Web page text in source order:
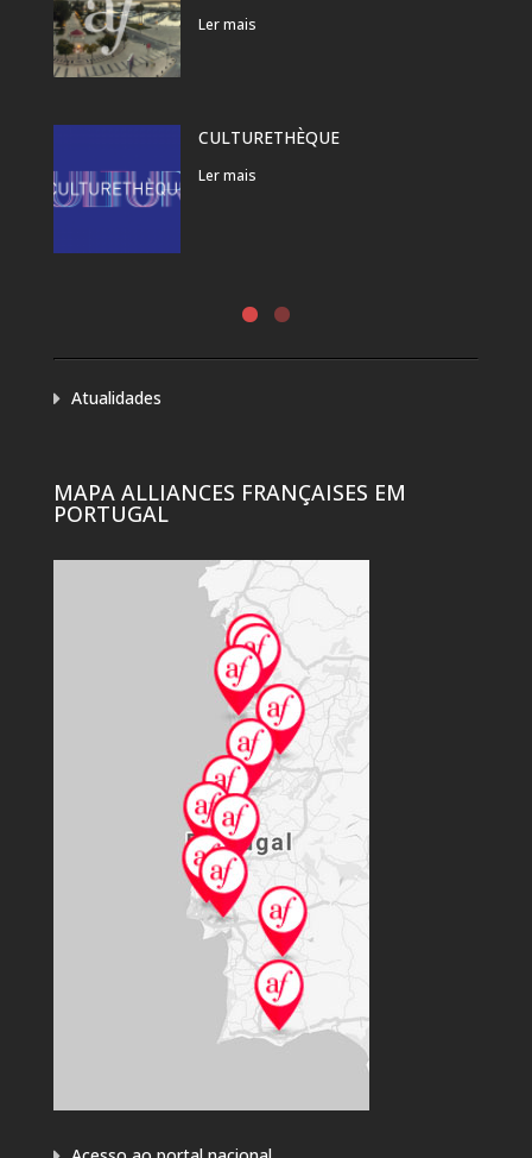
Ler mais
CULTURETHÈQUE
Ler mais
Atualidades
MAPA ALLIANCES FRANÇAISES EM
PORTUGAL